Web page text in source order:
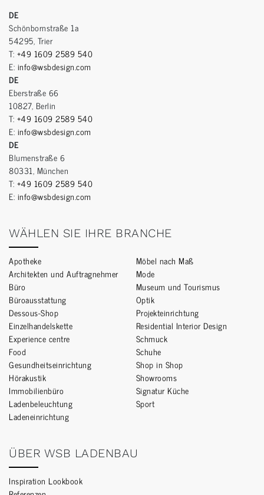
DE
Schönbornstraße 1a
54295, Trier
T: +49 1609 2589 540
E: info@wsbdesign.com
DE
Eberstraße 66
10827, Berlin
T: +49 1609 2589 540
E: info@wsbdesign.com
DE
Blumenstraße 6
80331, München
T: +49 1609 2589 540
E: info@wsbdesign.com
WÄHLEN SIE IHRE BRANCHE
Apotheke
Architekten und Auftragnehmer
Büro
Büroausstattung
Dessous-Shop
Einzelhandelskette
Experience centre
Food
Gesundheitseinrichtung
Hörakustik
Immobilienbüro
Ladenbeleuchtung
Ladeneinrichtung
Möbel nach Maß
Mode
Museum und Tourismus
Optik
Projekteinrichtung
Residential Interior Design
Schmuck
Schuhe
Shop in Shop
Showrooms
Signatur Küche
Sport
ÜBER WSB LADENBAU
Inspiration Lookbook